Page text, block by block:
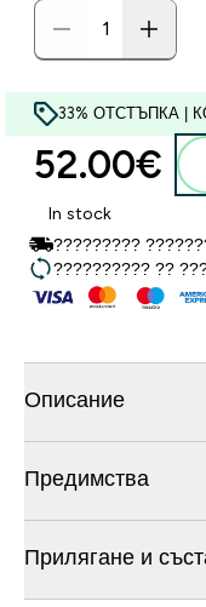
33% ОТСТЪПКА |
52.00€‎
In stock
?????????
?????????? ??
Описание
Предимства
Прилягане и